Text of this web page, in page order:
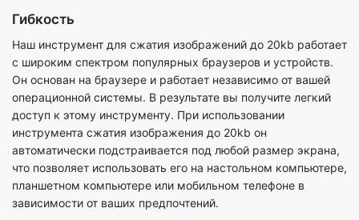
Он основан на браузере и работает независимо от вашей
доступ к этому инструменту. При использовании
инструмента сжатия изображения до 20kb он
автоматически подстраивается под любой размер экрана,
что позволяет использовать его на настольном компьютере,
планшетном компьютере или мобильном телефоне в
зависимости от ваших предпочтений.